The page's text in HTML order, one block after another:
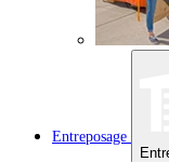
Entreposage